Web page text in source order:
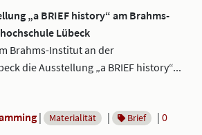
„a BRIEF history“ am Brahms-
Lübeck
Brahms-Institut an der
die Ausstellung „a BRIEF history“...
| Materialität | Brief | 0